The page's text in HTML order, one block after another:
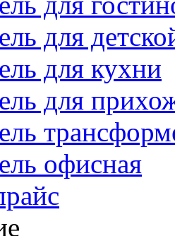
для
для кухни
для
офисная